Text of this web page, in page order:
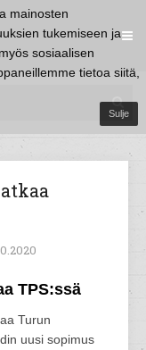
mainosten
tukemiseen ja
sosiaalisen
tietoa siitä,
Sulje
TPS:ssä
Turun
uusi sopimus